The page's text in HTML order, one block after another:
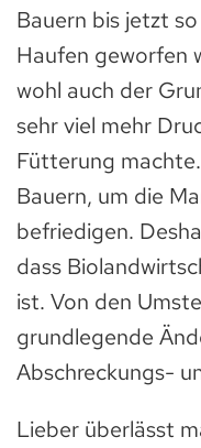
Bauern bis jetzt
Haufen geworfen
wohl auch der
sehr viel mehr
Fütterung
Bauern, um die
befriedigen.
dass
ist. Von den
grundlegende
Abschreckungs-
Lieber überlässt